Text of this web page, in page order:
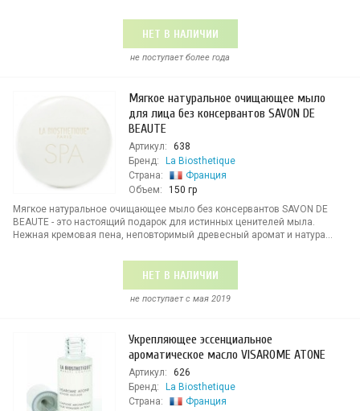
НЕТ В НАЛИЧИИ
не поступает более года
Мягкое натуральное очищающее мыло
для лица без консервантов SAVON DE
BEAUTE
Артикул:
638
Бренд:
La Biosthetique
Страна:
Франция
Объем:
150 гр
Мягкое натуральное очищающее мыло без консервантов SAVON DE
BEAUTE - это настоящий подарок для истинных ценителей мыла.
Нежная кремовая пена, неповторимый древесный аромат и натура...
НЕТ В НАЛИЧИИ
не поступает c мая 2019
Укрепляющее эссенциальное
ароматическое масло VISAROME ATONE
Артикул:
626
Бренд:
La Biosthetique
Страна:
Франция